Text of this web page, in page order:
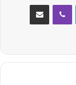
تيلقرام ڤايبر مشاركة عبر البريد